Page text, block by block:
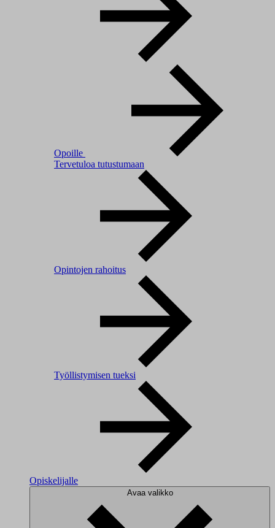
Opoille
Tervetuloa tutustumaan
Opintojen rahoitus
Työllistymisen tueksi
Opiskelijalle
Avaa valikko